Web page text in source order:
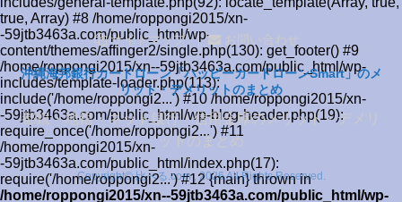
サイトマップ
沖縄海邦銀行カードローン「ハッピーカードローンSmart」のメ
リット・デメリットのまとめ
都銀・地銀・ネット銀行・信用金庫のメリット・デメリ
ットのまとめ
Copyright© 比べる.com , 2026 All Rights Reserved.
true, Array) #8 /home/roppongi2015/xn-
-59jtb3463a.com/public_html/wp-
content/themes/affinger2/single.php(130): get_footer() #9
/home/roppongi2015/xn--59jtb3463a.com/public_html/wp-
includes/template-loader.php(113):
include('/home/roppongi2...') #10 /home/roppongi2015/xn-
-59jtb3463a.com/public_html/wp-blog-header.php(19):
require_once('/home/roppongi2...') #11
/home/roppongi2015/xn-
-59jtb3463a.com/public_html/index.php(17):
require('/home/roppongi2...') #12 {main} thrown in
/home/roppongi2015/xn--59jtb3463a.com/public_html/wp-